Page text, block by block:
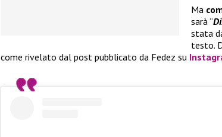
Ma
sarà “
stata
testo.
come rivelato dal post pubblicato da Fedez su